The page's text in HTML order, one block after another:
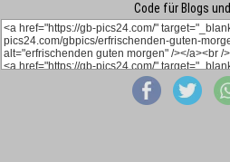
Code für Blogs und